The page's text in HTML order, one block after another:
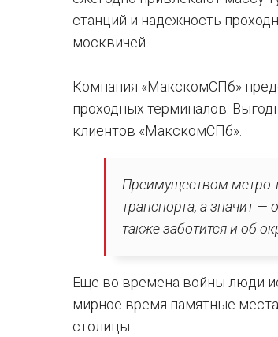
станций и надежность
москвичей.
Компания «МакскомСПб»
проходных терминалов.
клиентов «МакскомСПб».
Преимуществом метро
транспорта, а значит —
также заботится и об
Еще во времена войны люди
мирное время памятные
столицы.